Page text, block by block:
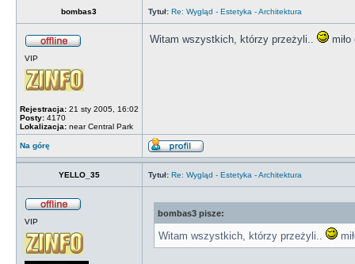
bombas3 Tytuł: Re: Wygląd - Estetyka - Architektura
VIP
Rejestracja: 21 sty 2005, 16:02
Posty: 4170
Lokalizacja: near Central Park
Witam wszystkich, którzy przeżyli..
Na górę
YELLO_35 Tytuł: Re: Wygląd - Estetyka - Architektura
VIP
bombas3 pisze:
Witam wszystkich, którzy przeżyli..